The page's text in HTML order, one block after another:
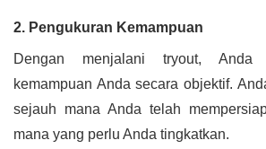
2. Pengukuran Kemampuan
Dengan menjalani tryout, Anda
kemampuan Anda secara objektif.
sejauh mana Anda telah
mana yang perlu Anda tingkatkan.